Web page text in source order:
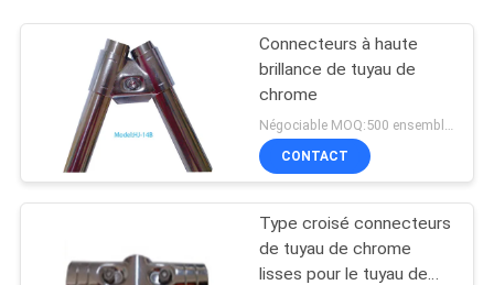
Connecteurs à haute
brillance de tuyau de
chrome
CONTACT
Type croisé connecteurs
de tuyau de chrome
lisses pour le tuyau de